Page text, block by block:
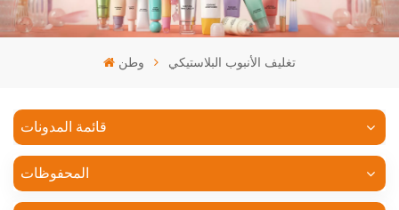
وطن تغليف الأنبوب البلاستيكي
قائمة المدونات
المحفوظات